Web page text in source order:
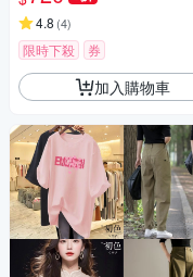
4.8 (4)
限時下殺 券
加入購物車